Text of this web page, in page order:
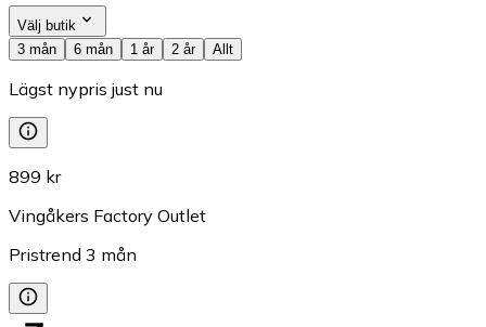
Välj butik
3 mån
6 mån 1 år 2 år Allt
Lägst nypris just nu
899 kr
Vingåkers Factory Outlet
Pristrend 3 mån